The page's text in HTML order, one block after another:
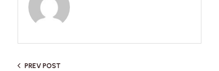
PREV POST